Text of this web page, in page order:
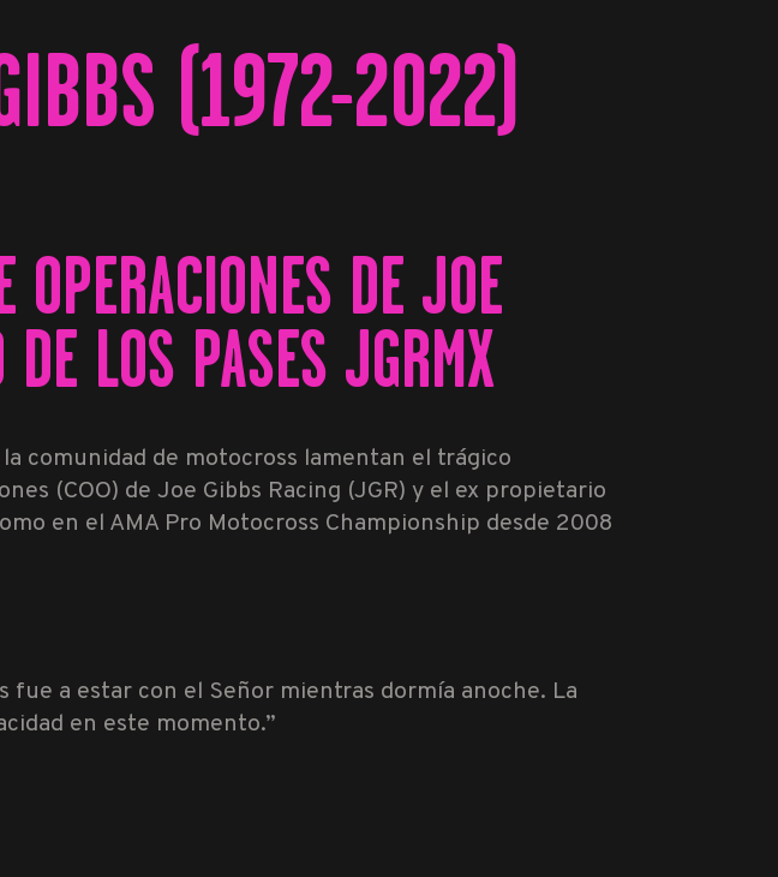
(1972-2022)
OPERACIONES DE JOE
LOS PASES JGRMX
comunidad de motocross lamentan el trágico
(COO) de Joe Gibbs Racing (JGR) y el ex propietario
en el AMA Pro Motocross Championship desde 2008
fue a estar con el Señor mientras dormía anoche. La
en este momento.”